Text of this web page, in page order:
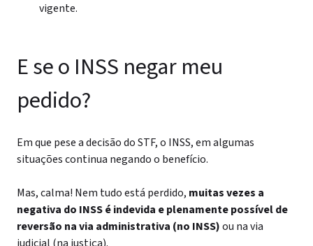
vigente.
E se o INSS negar meu
pedido?
Em que pese a decisão do STF, o INSS, em algumas
situações continua negando o benefício.
Mas, calma! Nem tudo está perdido, muitas vezes a
negativa do INSS é indevida e plenamente possível de
reversão na via administrativa (no INSS)ou na via